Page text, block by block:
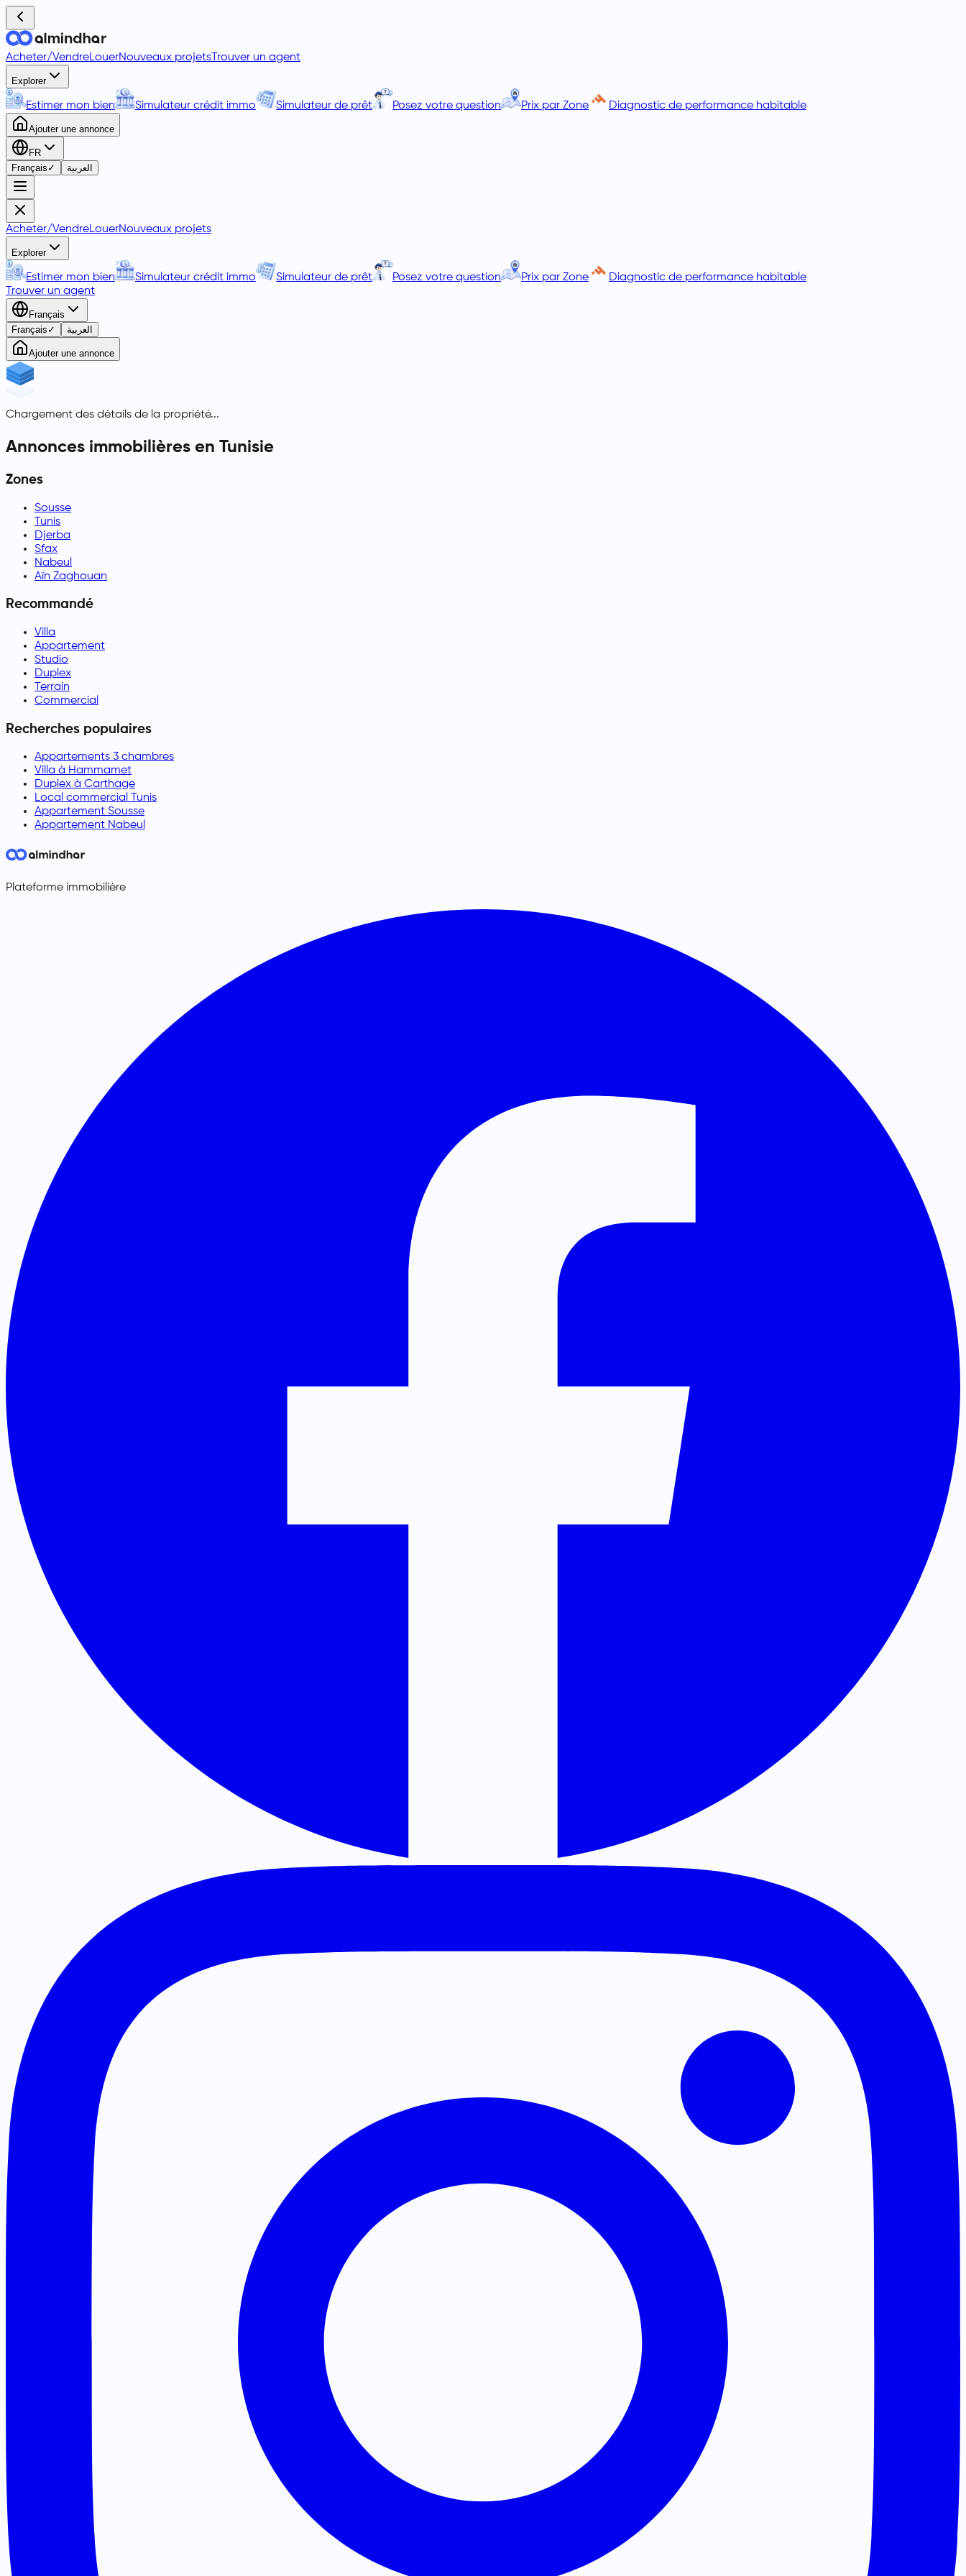
Acheter/VendreLouerNouveaux projets Trouver un agent
Explorer
Estimer mon bien Simulateur crédit immo Simulateur de prêt Posez votre question Prix par Zone Diagnostic de performance habitable
Ajouter une annonce
FR
Français ✓ العربية
Acheter/VendreLouerNouveaux projets
Explorer
Estimer mon bien Simulateur crédit immo Simulateur de prêt Posez votre question Prix par Zone
Diagnostic de performance habitable
Trouver un agent
Français
Français ✓ العربية
Ajouter une annonce
Chargement des détails de la propriété...
Annonces immobilières en Tunisie
Zones
Sousse
Tunis
Djerba
Sfax
Nabeul
Aïn Zaghouan
Recommandé
Villa
Appartement
Studio
Duplex
Terrain
Commercial
Recherches populaires
Appartements 3 chambres
Villa à Hammamet
Duplex à Carthage
Local commercial Tunis
Appartement Sousse
Appartement Nabeul
Plateforme immobilière